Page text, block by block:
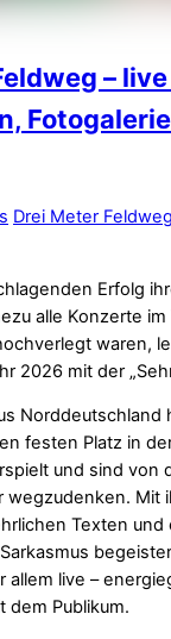
–
Drei Meter Feldweg
Erfolg
alle Konzerte
waren,
2026 mit der
Norddeutschland
festen Platz in
und sind von
wegzudenken. Mit
Texten
allem live –
dem Publikum.